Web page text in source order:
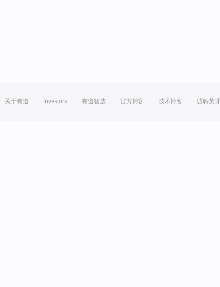
关于有道 Investors 有道智选 官方博客 技术博客 诚聘英才